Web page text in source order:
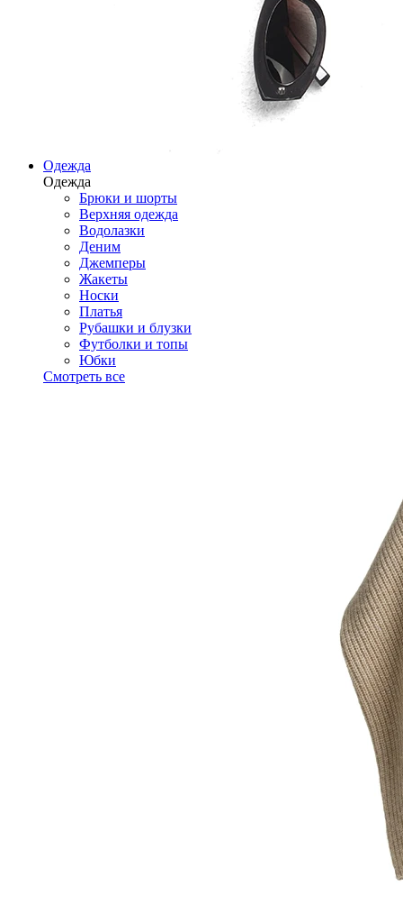
Одежда
Одежда
Брюки и шорты
Верхняя одежда
Водолазки
Деним
Джемперы
Жакеты
Носки
Платья
Рубашки и блузки
Футболки и топы
Юбки
Смотреть все